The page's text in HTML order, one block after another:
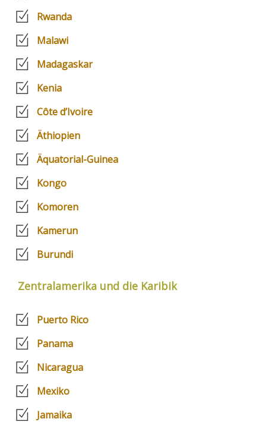
Rwanda
Malawi
Madagaskar
Kenia
Côte d’Ivoire
Äthiopien
Äquatorial-Guinea
Kongo
Komoren
Kamerun
Burundi
Zentralamerika und die Karibik
Puerto Rico
Panama
Nicaragua
Mexiko
Jamaika